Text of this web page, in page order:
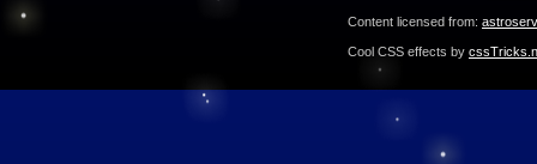
Content licensed from:
Cool CSS effects by